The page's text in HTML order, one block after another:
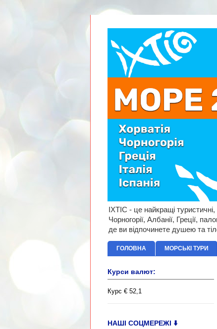
ІХТІС - це найкращі
Чорногорії, Албанії, Греції,
де ви відпочинете душею та
ГОЛОВНА МОРСЬКІ ТУРИ
Курси валют:
Курс € 52,1
НАШІ СОЦМЕРЕЖІ ⬇️